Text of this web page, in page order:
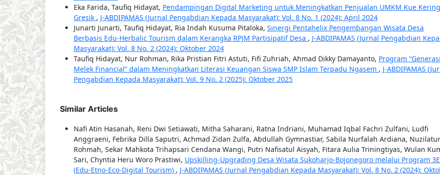
Eka Farida, Taufiq Hidayat, Pendampingan Digital Marketing untuk Meningkatkan Penjualan UMKM Kue
Gresik , J-ABDIPAMAS (Jurnal Pengabdian Kepada Masyarakat): Vol. 8 No. 1 (2024): April 2024
Junarti Junarti, Taufiq Hidayat, Ria Indah Kusuma Pitaloka, Sinergi Pentahelix Pengembangan Wisata Desa
Berbasis Edu-Herbalic Tourism dalam Kerangka RPJM Partisipatif Desa , J-ABDIPAMAS (Jurnal Pengabdian
Masyarakat): Vol. 8 No. 2 (2024): Oktober 2024
Taufiq Hidayat, Nur Rohman, Rika Pristian Fitri Astuti, Fifi Zuhriah, Ahmad Dikky Damayanto, Program
Melek Financial” dalam Meningkatkan Literasi Keuangan Siswa SMP Islam Terpadu Ngasem , J-ABDIPAMAS
Pengabdian Kepada Masyarakat): Vol. 9 No. 2 (2025): Oktober 2025
Similar Articles
Nafi Atin Hasanah, Reni Dwi Setiawati, Mitha Saharani, Ratna Indriani, Muhamad Iqbal Fachri Zulfani, Ludfi
Anggraeni, Febrika Dilla Saputri, Achmad Zidan Zulfa, Abdullah Gymnastiar, Sabila Nurfalah Ardiana, Nuzilatur
Rohmah, Sekar Mahkota Trihapsari Cendana Wangi, Putri Nafisatul Aisyah, Fitara Aulia Triningtiyas, Wulan
Sari, Chyntia Heru Woro Prastiwi, Upskilling-Upgrading Desa Wisata Sukoharjo-Bojonegoro melalui Program
(Edu-Etno-Eco-Digital Tourism) , J-ABDIPAMAS (Jurnal Pengabdian Kepada Masyarakat): Vol. 8 No. 2 (2024):